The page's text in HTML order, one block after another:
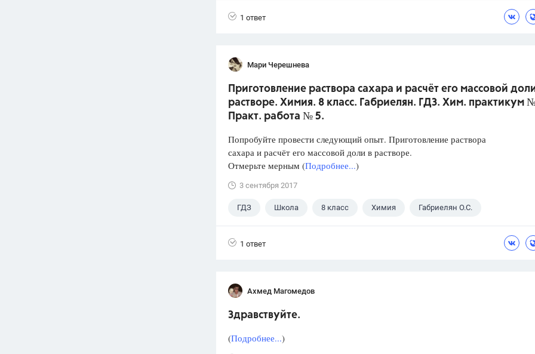
1 ответ
Мари Черешнева
Приготовление раствора сахара и расчёт его массовой
растворе. Химия. 8 класс. Габриелян. ГДЗ. Хим. практикум
Практ. работа № 5.
Попробуйте провести следующий опыт. Приготовление раствора
сахара и расчёт его массовой доли в растворе.
Отмерьте мерным (Подробнее...)
3 сентября 2017
ГДЗ Школа 8 класс Химия Габриелян О.С.
1 ответ
Ахмед Магомедов
Здравствуйте.
(Подробнее...)